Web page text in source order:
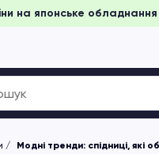
Гарячі ціни на
Модні тренди: спідниці, які